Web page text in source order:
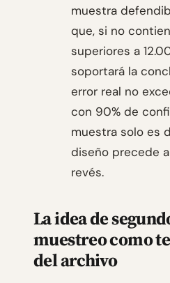
muestra
que, si no
superiores a
soportará la
error real no
con 90% de
muestra solo es
diseño precede
revés.
La idea de
muestreo como
del archivo